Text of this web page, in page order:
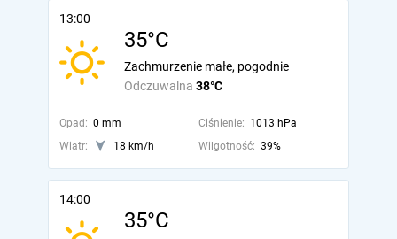
13:00
35°C
Odczuwalna 38°C
Zachmurzenie małe, pogodnie
Opad: 0 mm Ciśnienie: 1013 hPa
Wiatr:
18 km/h Wilgotność: 39%
14:00
35°C